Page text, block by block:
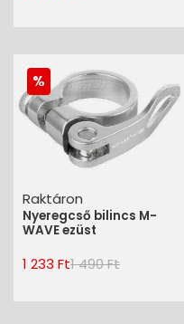
Raktáron
Nyeregcső bilincs M-
WAVE ezüst
1 233 Ft1 490 Ft